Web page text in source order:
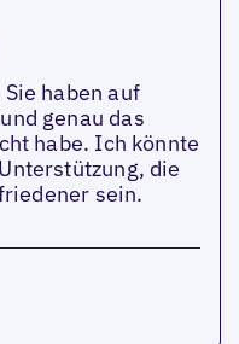
haben auf
genau das
habe. Ich könnte
die
sein.